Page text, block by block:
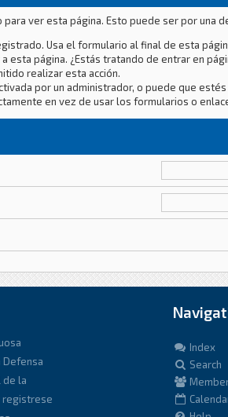
ver esta página. Esto puede ser por una
Usa el formulario al final de esta
esta página. ¿Estás tratando de entrar en
realizar esta acción.
por un administrador, o puede que
en vez de usar los formularios o
de la
registrese
Index
Search